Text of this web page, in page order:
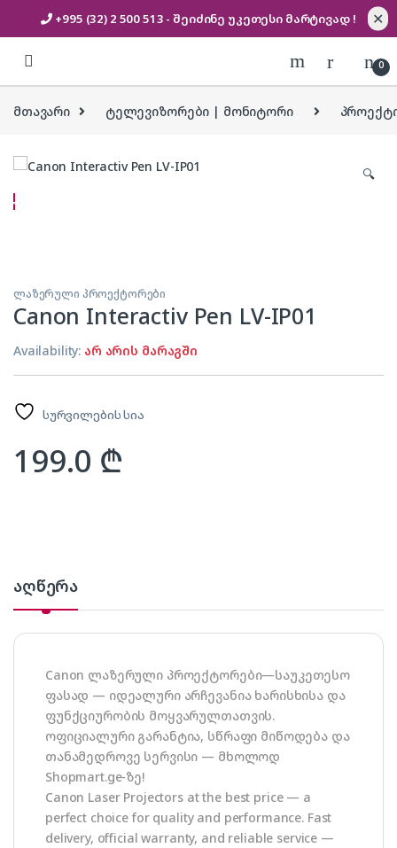
+995 (32) 2 500 513 - შეიძინე უკეთესი მარტივად ! ✕
0
მთავარი ტელევიზორები | მონიტორი
🔍
ლაზერული პროექტორები
Canon Interactiv Pen LV-IP01
Availability: არ არის მარაგში
სურვილების სია
199.0 ₾
აღწერა
Canon ლაზერული პროექტორები—საუკეთესო
ფასად — იდეალური არჩევანია ხარისხისა და
ფუნქციურობის მოყვარულთათვის.
ოფიციალური გარანტია, სწრაფი მიწოდება და
თანამედროვე სერვისი — მხოლოდ
Shopmart.ge-ზე!
Canon Laser Projectors at the best price — a
perfect choice for quality and performance. Fast
delivery, official warranty, and reliable service —